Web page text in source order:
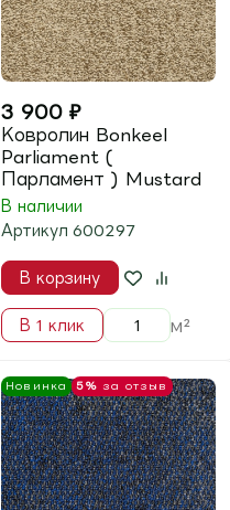
2 190 ₽
Split ( Сплит )
Burgundy
В наличии
Артикул 703078
В корзину
В 1 клик м²
Новинка 5%за отзыв